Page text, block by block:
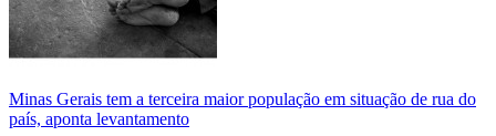
Minas Gerais tem a terceira maior população em situação de rua do
país, aponta levantamento